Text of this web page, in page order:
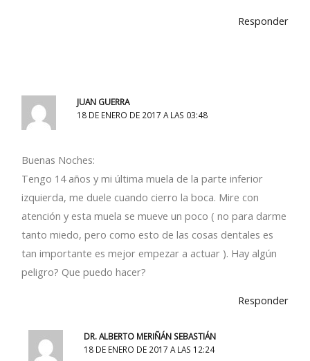
Responder
JUAN GUERRA
18 DE ENERO DE 2017 A LAS 03:48
Buenas Noches:
Tengo 14 años y mi última muela de la parte inferior
izquierda, me duele cuando cierro la boca. Mire con
atención y esta muela se mueve un poco ( no para darme
tanto miedo, pero como esto de las cosas dentales es
tan importante es mejor empezar a actuar ). Hay algún
peligro? Que puedo hacer?
Responder
DR. ALBERTO MERIÑÁN SEBASTIÁN
18 DE ENERO DE 2017 A LAS 12:24